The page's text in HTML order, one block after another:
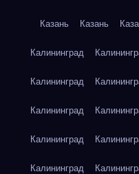
Казань Казань
Калининград
Калининград
Калининград
Калининград
Калининград